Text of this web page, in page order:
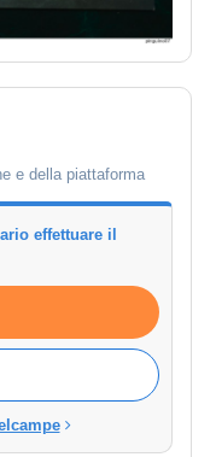
e della piattaforma
effettuare il